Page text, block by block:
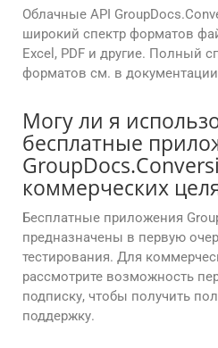
Облачные API
широкий спектр форматов
Excel, PDF и другие. Полный
форматов см. в
Могу ли я
бесплатные
коммерческих
Бесплатные приложения
предназначены в первую
тестирования. Для
рассмотрите возможность
подписку, чтобы получить
поддержку.